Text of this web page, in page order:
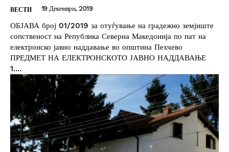
ВЕСТИ 19 Декември, 2019
ОБЈАВА број 01/2019 за отуѓување на градежно земјиште
сопственост на Република Северна Македонија по пат на
електронско јавно наддавање во општина Пехчево
ПРЕДМЕТ НА ЕЛЕКТРОНСКОТО ЈАВНО НАДДАВАЊЕ
1....